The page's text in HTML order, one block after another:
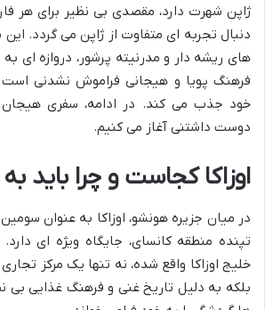
ژاپن شهرت دارد، مقصدی بی نظیر برای هر
دنبال تجربه ای متفاوت از ژاپن می گردد.
های ریشه دار و مدرنیته پرشور، دروازه ای
فرهنگ پویا و هیجانی فراموش نشدنی
خود جذب می کند. در ادامه، سفری هیجان
دوست داشتنی آغاز می کنیم.
اوزاکا کجاست و چرا باید
در میان جزیره هونشو، اوزاکا به عنوان
تپنده منطقه کانسای، جایگاه ویژه ای
خلیج اوزاکا واقع شده، نه تنها یک مرکز
بلکه به دلیل تاریخ غنی و فرهنگ غذایی بی